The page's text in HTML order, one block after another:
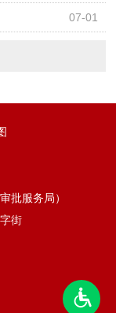
07-01
批服务局）
街